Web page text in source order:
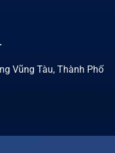
Vũng Tàu, Thành Phố